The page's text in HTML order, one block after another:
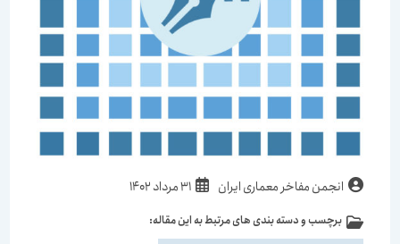
انجمن مفاخر معماری ایران 31 مرداد 1402
برچسب و دسته بندی های مرتبط به این مقاله: